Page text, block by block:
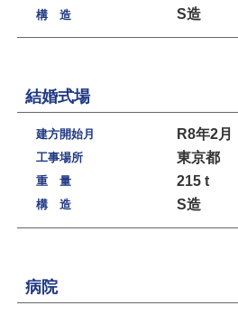
構 造 S造
結婚式場
建方開始月 R8年2月
工事場所 東京都
重 量 215 t
構 造 S造
病院